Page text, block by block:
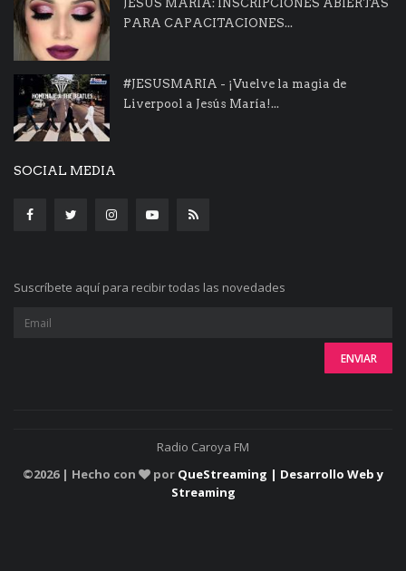
JESÚS MARÍA: INSCRIPCIONES ABIERTAS
PARA CAPACITACIONES...
#JESUSMARIA - ¡Vuelve la magia de
Liverpool a Jesús María!...
SOCIAL MEDIA
Suscríbete aquí para recibir todas las novedades
Radio Caroya FM
©2026 | Hecho con por QueStreaming | Desarrollo Web y
Streaming